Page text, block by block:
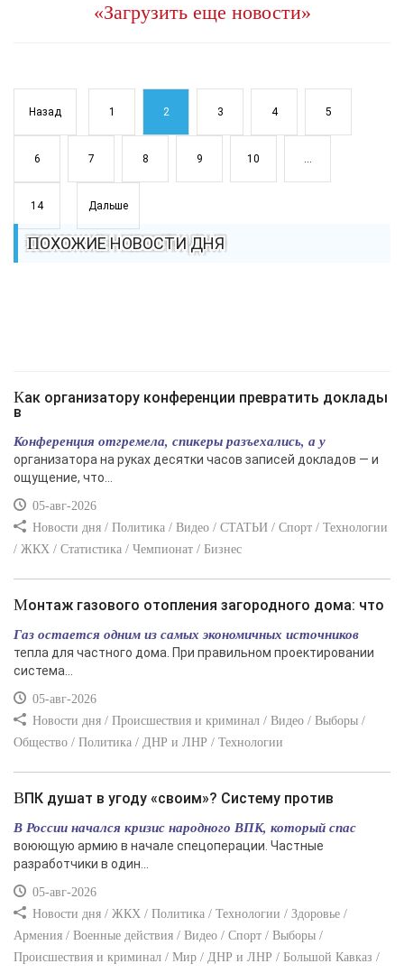
«Загрузить еще новости»
Назад 1 2 3 4 5
6 7 8 9 10 ...
14 Дальше
ПОХОЖИЕ НОВОСТИ ДНЯ
Как организатору конференции превратить доклады
в
Конференция отгремела, спикеры разъехались, а у
организатора на руках десятки часов записей докладов — и
ощущение, что...
05-авг-2026
Новости дня / Политика / Видео / СТАТЬИ / Спорт / Технологии
/ ЖКХ / Статистика / Чемпионат / Бизнес
Монтаж газового отопления загородного дома: что
Газ остается одним из самых экономичных источников
тепла для частного дома. При правильном проектировании
система...
05-авг-2026
Новости дня / Происшествия и криминал / Видео / Выборы /
Общество / Политика / ДНР и ЛНР / Технологии
ВПК душат в угоду «своим»? Систему против
В России начался кризис народного ВПК, который спас
воюющую армию в начале спецоперации. Частные
разработчики в один...
05-авг-2026
Новости дня / ЖКХ / Политика / Технологии / Здоровье /
Армения / Военные действия / Видео / Спорт / Выборы /
Происшествия и криминал / Мир / ДНР и ЛНР / Большой Кавказ /